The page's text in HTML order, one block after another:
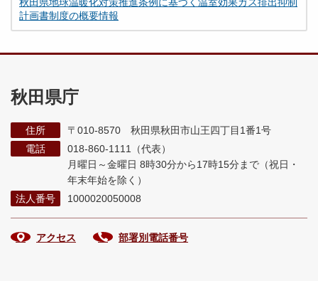
計画書制度の概要情報
秋田県庁
住所
〒010-8570 秋田県秋田市山王四丁目1番1号
電話
018-860-1111（代表）
月曜日～金曜日 8時30分から17時15分まで （祝日・
年末年始を除く）
法人番号
1000020050008
アクセス 部署別電話番号